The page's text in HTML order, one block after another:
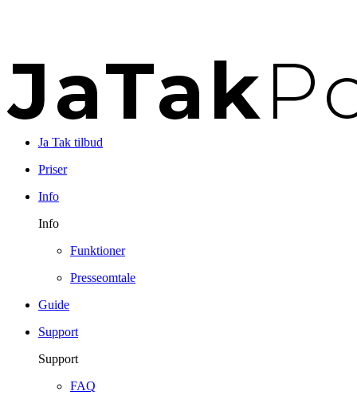
Ja Tak tilbud
Priser
Info
Info
Funktioner
Presseomtale
Guide
Support
Support
FAQ